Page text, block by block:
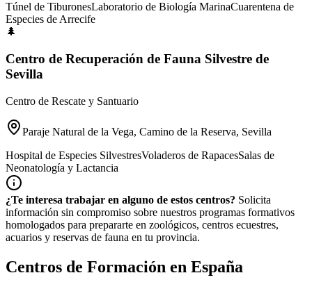
Túnel de TiburonesLaboratorio de Biología MarinaCuarentena de
Especies de Arrecife
🌲
Centro de Recuperación de Fauna Silvestre de
Sevilla
Centro de Rescate y Santuario
Paraje Natural de la Vega, Camino de la Reserva, Sevilla
Hospital de Especies SilvestresVoladeros de RapacesSalas de
Neonatología y Lactancia
¿Te interesa trabajar en alguno de estos centros? Solicita
información sin compromiso sobre nuestros programas formativos
homologados para prepararte en zoológicos, centros ecuestres,
acuarios y reservas de fauna en tu provincia.
Centros de Formación en España